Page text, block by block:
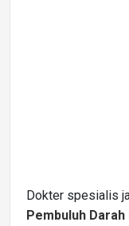
Dokter spesialis
Pembuluh Darah